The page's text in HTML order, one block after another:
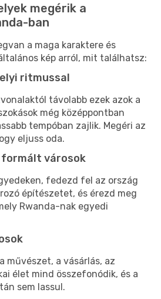
megérik a
ban
a maga karaktere és
kép arról, mit találhatsz:
ritmussal
távolabb ezek azok a
még középpontban
tempóban zajlik. Megéri az
eljuss oda.
városok
fedezd fel az ország
építészetet, és érezd meg
Rwanda-nak egyedi
művészet, a vásárlás, az
élet mind összefonódik, és a
sem lassul.